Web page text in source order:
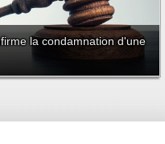
la condamnation d'une